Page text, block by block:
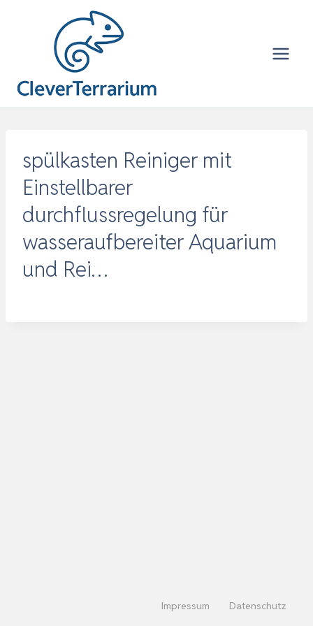
spülkasten Reiniger mit
Einstellbarer
durchflussregelung für
wasseraufbereiter Aquarium
und Rei…
Impressum Datenschutz